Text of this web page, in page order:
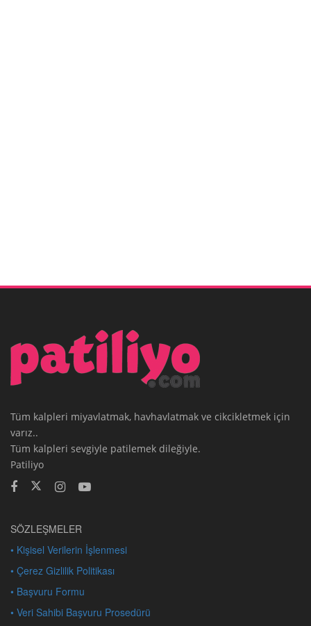
Tüm kalpleri miyavlatmak, havhavlatmak ve cikcikletmek için
varız..
Tüm kalpleri sevgiyle patilemek dileğiyle.
Patiliyo
SÖZLEŞMELER
• Kişisel Verilerin İşlenmesi
• Çerez Gizlilik Politikası
• Başvuru Formu
• Veri Sahibi Başvuru Prosedürü